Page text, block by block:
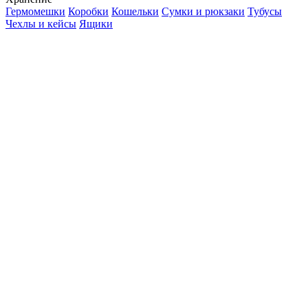
Гермомешки Коробки Кошельки Сумки и рюкзаки Тубусы
Чехлы и кейсы Ящики